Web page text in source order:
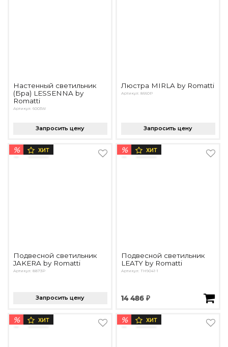
Настенный светильник
(Бра) LESSENNA by
Romatti
Артикул: 6003W
Запросить цену
Люстра MIRLA by Romatti
Артикул: 8660P
Запросить цену
% ХИТ
Подвесной светильник
JAKERA by Romatti
Артикул: 8873P
Запросить цену
% ХИТ
Подвесной светильник
LEATY by Romatti
Артикул: TH9041-1
14 486 ₽
% ХИТ % ХИТ